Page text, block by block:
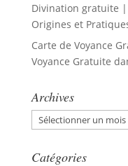
Divination gratuite |
Origines et
Carte de Voyance
Voyance Gratuite
Archives
Archives
Catégories